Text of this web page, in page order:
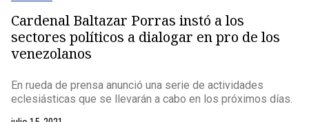
Cardenal Baltazar Porras instó a los
sectores políticos a dialogar en pro de los
venezolanos
En rueda de prensa anunció una serie de actividades
eclesiásticas que se llevarán a cabo en los próximos días.